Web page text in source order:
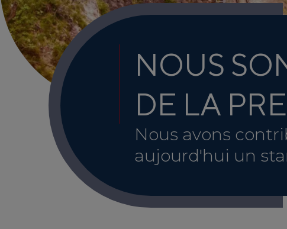
NOUS
DE LA
Nous avons
aujourd'hui un